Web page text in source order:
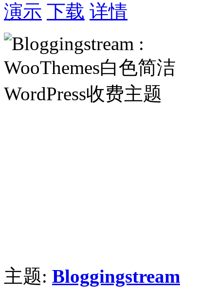
演示 下载 详情
主题: Bloggingstream